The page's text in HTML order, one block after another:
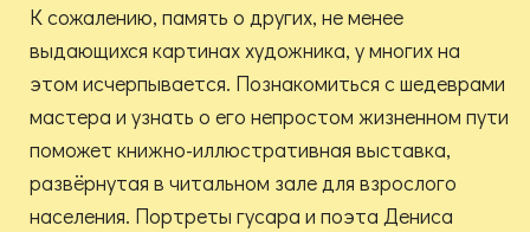
К сожалению, память о других, не менее
выдающихся картинах художника, у многих на
этом исчерпывается. Познакомиться с шедеврами
мастера и узнать о его непростом жизненном пути
поможет книжно-иллюстративная выставка,
развёрнутая в читальном зале для взрослого
населения. Портреты гусара и поэта Дениса